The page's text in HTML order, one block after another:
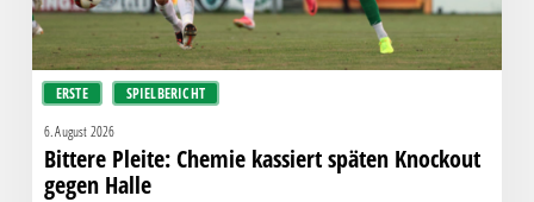
ERSTE SPIELBERICHT
6. August 2026
Bittere Pleite: Chemie kassiert späten Knockout
gegen Halle